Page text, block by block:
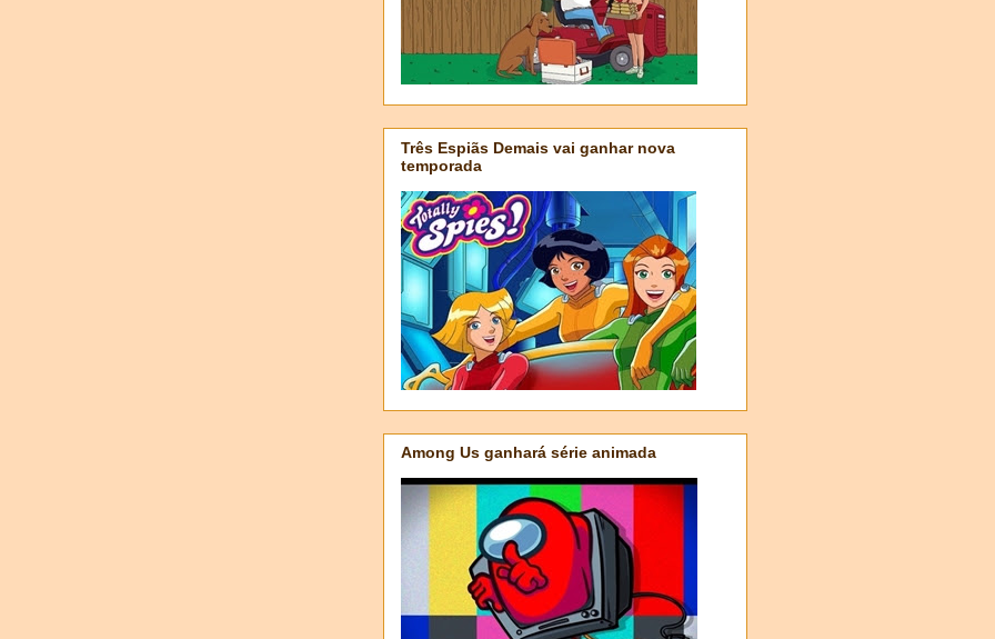
Três Espiãs Demais vai ganhar nova
temporada
Among Us ganhará série animada